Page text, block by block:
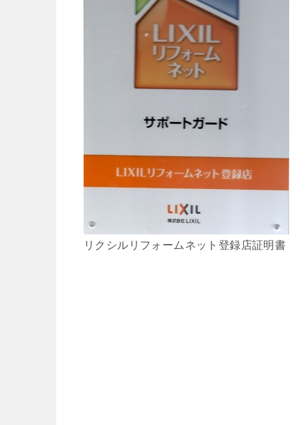
リクシルリフォームネット登録店証明書